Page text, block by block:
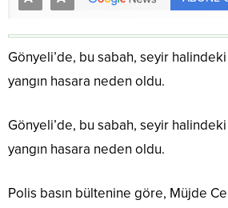
Gönyeli’de, bu sabah, seyir
yangın hasara neden oldu.
Gönyeli’de, bu sabah, seyir
yangın hasara neden oldu.
Polis basın bültenine göre, Müjde